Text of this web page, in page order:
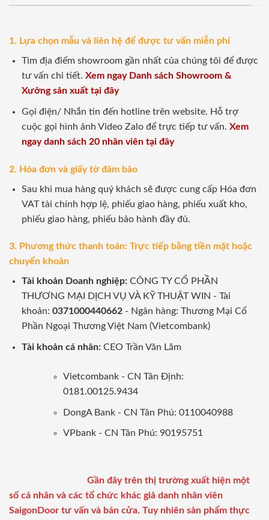
1. Lựa chọn mẫu và liên hệ để được tư vấn miễn phí
Tìm địa điểm showroom gần nhất của chúng tôi để được
tư vấn chi tiết. Xem ngay Danh sách Showroom &
Xưởng sản xuất tại đây
Gọi điện/ Nhắn tin đến hotline trên website. Hỗ trợ
cuộc gọi hình ảnh Video Zalo để trực tiếp tư vấn. Xem
ngay danh sách 20 nhân viên tại đây
2. Hóa đơn và giấy tờ đảm bảo
Sau khi mua hàng quý khách sẽ được cung cấp Hóa đơn
VAT tài chính hợp lệ, phiếu giao hàng, phiếu xuất kho,
phiếu giao hàng, phiếu bảo hành đầy đủ.
3. Phương thức thanh toán: Trực tiếp bằng tiền mặt hoặc
chuyển khoản
Tài khoản Doanh nghiệp:CÔNG TY CỔ PHẦN
THƯƠNG MẠI DỊCH VỤ VÀ KỸ THUẬT WIN - Tài
khoản: 0371000440662- Ngân hàng: Thương Mại Cổ
Phần Ngoại Thương Việt Nam (Vietcombank)
Tài khoản cá nhân: CEO Trần Văn Lãm
Vietcombank - CN Tân Định:
0181.00125.9434
DongA Bank - CN Tân Phú: 0110040988
VPbank - CN Tân Phú: 90195751
Gần đây trên thị trường xuất hiện một
số cá nhân và các tổ chức khác giả danh nhân viên
SaigonDoor tư vấn và bán cửa. Tuy nhiên sản phẩm thực